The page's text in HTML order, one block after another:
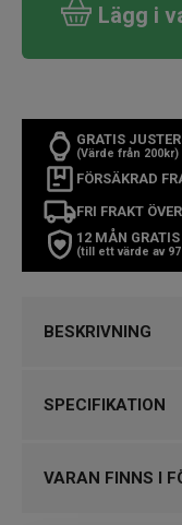
Lägg i
GRATIS
(Värde från 200kr)
FÖRSÄKRAD
FRI FRAKT
12 MÅN GRATIS
(till ett värde av
BESKRIVNING
du mäter för att
De är tillverkade i
SPECIFIKATION
Kollektion
VARAN FINNS I